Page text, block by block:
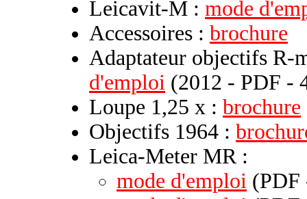
Leicavit-M : mode
Accessoires : brochure
Adaptateur objectifs R-
d'emploi (2012 - PDF -
Loupe 1,25 x : brochure
Objectifs 1964 :
Leica-Meter MR :
mode d'emploi (PDF